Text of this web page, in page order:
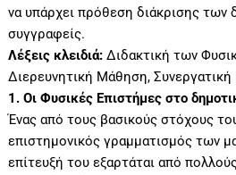
να υπάρχει πρόθεση διάκρισης
συγγραφείς.
Λέξεις κλειδιά:Διδακτική των
Διερευνητική Μάθηση,
1. Οι Φυσικές Επιστήμες στο
Ένας από τους βασικούς στόχους
επιστημονικός γραμματισμός των
επίτευξή του εξαρτάται από